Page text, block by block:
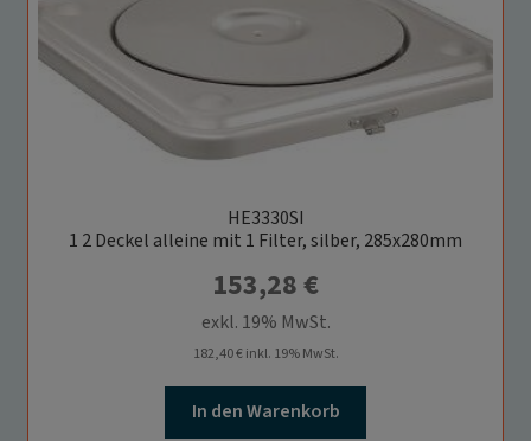
HE3330SI
1 2 Deckel alleine mit 1 Filter, silber, 285x280mm
153,28€
exkl. 19% MwSt.
182,40€inkl. 19% MwSt.
In den Warenkorb